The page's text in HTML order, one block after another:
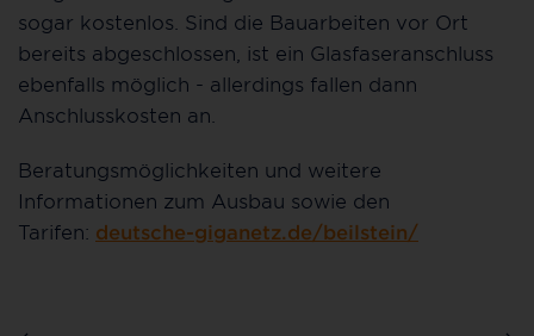
sogar kostenlos. Sind die Bauarbeiten vor Ort
bereits abgeschlossen, ist ein Glasfaseranschluss
ebenfalls möglich - allerdings fallen dann
Anschlusskosten an.
Beratungsmöglichkeiten und weitere
Informationen zum Ausbau sowie den
Tarifen: deutsche-giganetz.de/beilstein/